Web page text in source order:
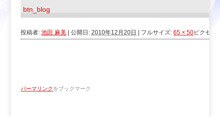
btn_blog
投稿者: 池田 麻美 公開日: 2010年12月20日 フルサイズ:65 × 50ピクセル
パーマリンク をブックマーク